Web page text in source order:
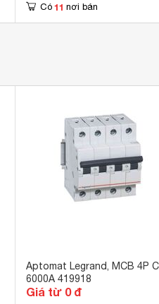
Có 11 nơi bán
Aptomat Legrand, MCB 4P
6000A 419918
Giá từ 0 đ